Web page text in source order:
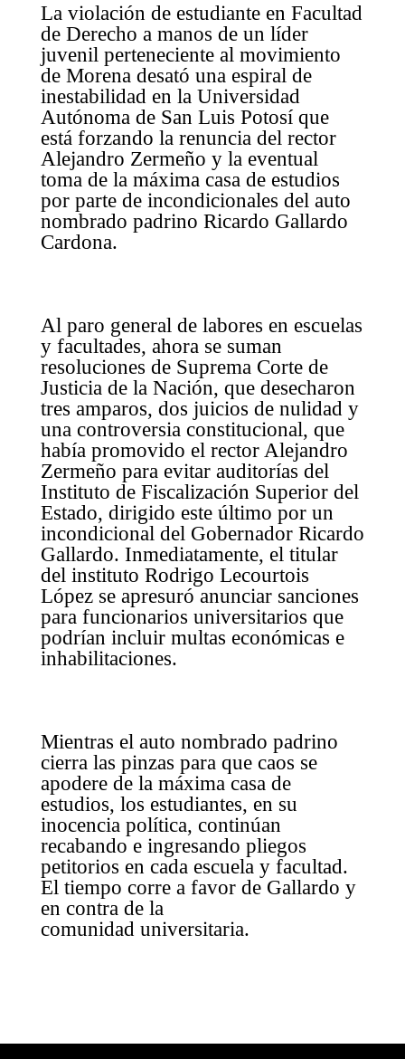
La violación de estudiante en Facultad
de Derecho a manos de un líder
juvenil perteneciente al movimiento
de Morena desató una espiral de
inestabilidad en la Universidad
Autónoma de San Luis Potosí que
está forzando la renuncia del rector
Alejandro Zermeño y la eventual
toma de la máxima casa de estudios
por parte de incondicionales del auto
nombrado padrino Ricardo Gallardo
Cardona.
Al paro general de labores en escuelas
y facultades, ahora se suman
resoluciones de Suprema Corte de
Justicia de la Nación, que desecharon
tres amparos, dos juicios de nulidad y
una controversia constitucional, que
había promovido el rector Alejandro
Zermeño para evitar auditorías del
Instituto de Fiscalización Superior del
Estado, dirigido este último por un
incondicional del Gobernador Ricardo
Gallardo. Inmediatamente, el titular
del instituto Rodrigo Lecourtois
López se apresuró anunciar sanciones
para funcionarios universitarios que
podrían incluir multas económicas e
inhabilitaciones.
Mientras el auto nombrado padrino
cierra las pinzas para que caos se
apodere de la máxima casa de
estudios, los estudiantes, en su
inocencia política, continúan
recabando e ingresando pliegos
petitorios en cada escuela y facultad.
El tiempo corre a favor de Gallardo y
en contra de la
comunidad universitaria.